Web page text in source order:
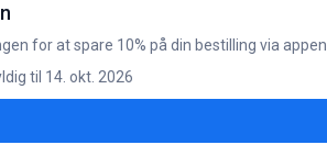
for at spare 10% på din bestilling via appen
til 14. okt. 2026